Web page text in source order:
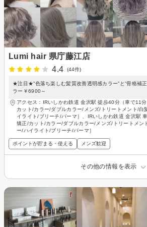
Lumi hair 県庁藤江店
4.4
(44件)
★注目★”色落ち楽しむ髪質改善透明感カラー”と”骨格補
ラー￥6900～
アクセス：IRいしかわ鉄道 金沢駅 徒歩40分（車で11
カット/カラー/ダブルカラー/メンズ/トリートメント/白
イライト/ブリーチ/パーマ］、IRいしかわ鉄道 金沢駅
矯正/カット/カラー/ダブルカラー/メンズ/トリートメン
ー/ハイライト/ブリーチ/パーマ］
ポイントが貯まる・使える メンズ歓迎
その他の情報を表示